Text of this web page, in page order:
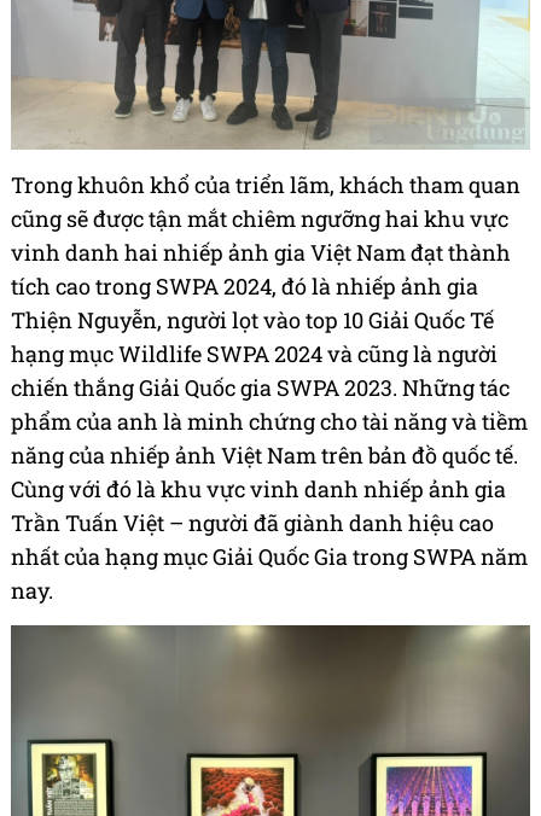
Trong khuôn khổ của triển lãm, khách tham quan
cũng sẽ được tận mắt chiêm ngưỡng hai khu vực
vinh danh hai nhiếp ảnh gia Việt Nam đạt thành
tích cao trong SWPA 2024, đó là nhiếp ảnh gia
Thiện Nguyễn, người lọt vào top 10 Giải Quốc Tế
hạng mục Wildlife SWPA 2024 và cũng là người
chiến thắng Giải Quốc gia SWPA 2023. Những tác
phẩm của anh là minh chứng cho tài năng và tiềm
năng của nhiếp ảnh Việt Nam trên bản đồ quốc tế.
Cùng với đó là khu vực vinh danh nhiếp ảnh gia
Trần Tuấn Việt – người đã giành danh hiệu cao
nhất của hạng mục Giải Quốc Gia trong SWPA năm
nay.